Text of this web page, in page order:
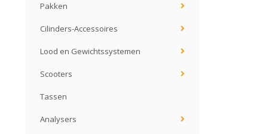
Pakken
Cilinders-Accessoires
Lood en Gewichtssystemen
Scooters
Tassen
Analysers